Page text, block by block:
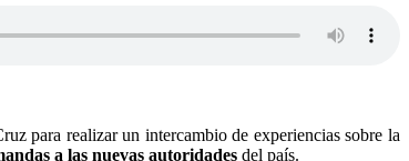
para realizar un intercambio de experiencias sobre la
a las nuevas autoridades del país.